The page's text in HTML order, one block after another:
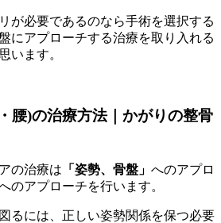
が必要であるのなら手術を選択する
にアプローチする治療を取り入れる
います。
腰)の治療方法｜かがりの整骨
の治療は 「姿勢、骨盤」 へのアプロ
のアプローチを行います。
るには、正しい姿勢関係を保つ必要